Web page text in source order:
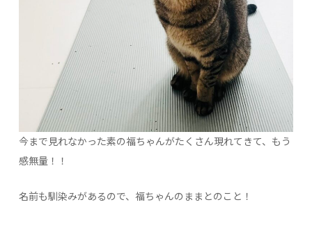
今まで見れなかった素の福ちゃんがたくさん現れてきて、もう
感無量！！
名前も馴染みがあるので、福ちゃんのままとのこと！